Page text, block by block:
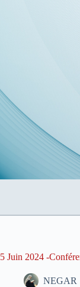
5 Juin 2024 -
NEGAR